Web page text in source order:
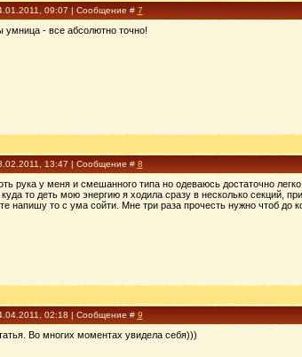
09:07 | Сообщение # 7
умница - все абсолютно точно!
13:47 | Сообщение # 8
рука у меня и смешанного типа но одеваюсь достаточно
то деть мою энергию я ходила сразу в несколько секций,
напишу то с ума сойти. Мне три раза прочесть нужно чтоб
02:18 | Сообщение # 9
Во многих моментах увидела себя)))